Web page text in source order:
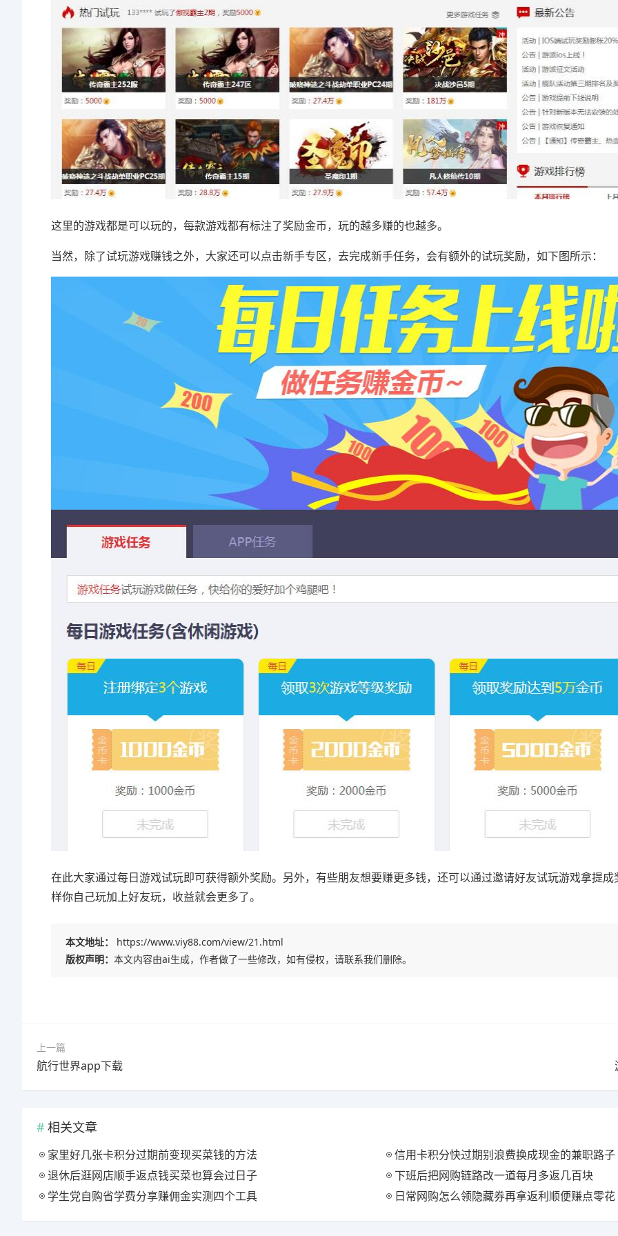
这里的游戏都是可以玩的，每款游戏都有标注了奖励金币，玩的越多赚的也越多。
当然，除了试玩游戏赚钱之外，大家还可以点击新手专区，去完成新手任务，会有额外的试玩奖励，如下图所示：
在此大家通过每日游戏试玩即可获得额外奖励。另外，有些朋友想要赚更多钱，还可以通过邀请好友试玩游戏拿提成
样你自己玩加上好友玩，收益就会更多了。
本文地址：
https://www.viy88.com/view/21.html
版权声明： 本文内容由ai生成，作者做了一些修改，如有侵权，请联系我们删除。
上一篇
航行世界app下载
相关文章
家里好几张卡积分过期前变现买菜钱的方法
信用卡积分快过期别浪费换成现金的兼职路子
退休后逛网店顺手返点钱买菜也算会过日子
下班后把网购链路改一道每月多返几百块
学生党自购省学费分享赚佣金实测四个工具
日常网购怎么领隐藏券再拿返利顺便赚点零花